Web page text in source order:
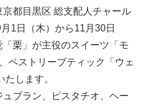
都目黒区 総支配人チャール
1日（木）から11月30日
「栗」が主役のスイーツ「モ
ペストリーブティック「ウェ
します。
ブラン、ピスタチオ、ヘー